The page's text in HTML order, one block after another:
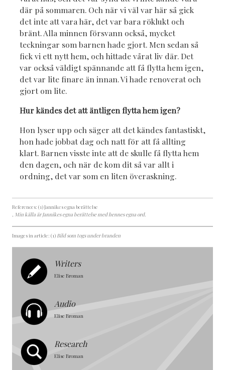
där på sommaren. Och när vi väl var här så gick
det inte att vara här, det var bara röklukt och
bränt. Alla minnen försvann också, mycket
teckningar som barnen hade gjort. Men sedan så
fick vi ett nytt hem, och hittade vårat liv där. Det
var också väldigt spännande att få flytta hem igen,
det var lite finare än innan. Vi hade renoverat och
gjort om lite.
Hur kändes det att äntligen flytta hem igen?
Hon lyser upp och säger att det kändes fantastiskt,
hon hade jobbat dag och natt för att få allting
klart. Barnen visste inte att de skulle få flytta hem
den dagen, och när de kom dit så var allt i
ordning, det var som en liten överaskning.
References: (1) Jannikes egna berättelse
, Min källa är Jannikes egna berättelse med hennes egna ord.
Images in article: (1) Bild som togs under branden
Writers
Elise Broman
Audio
Elise Broman
Research
Elise Broman